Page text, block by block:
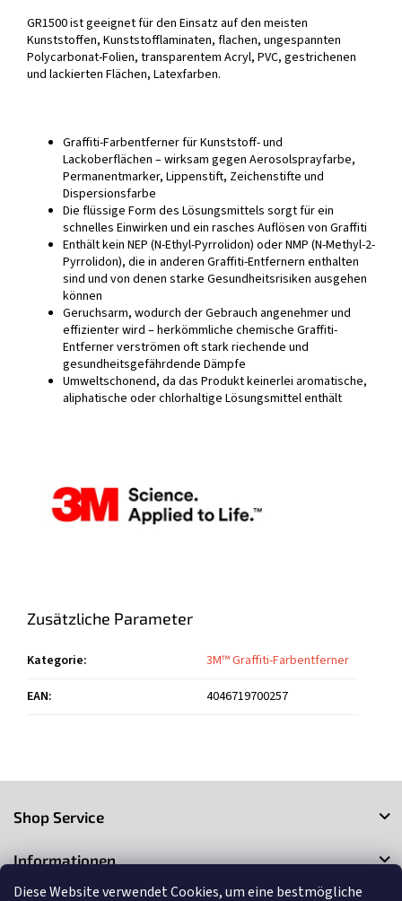
Diese Website verwendet Cookies, um eine bestmögliche
GR1500 ist geeignet für den Einsatz auf den meisten
Kunststoffen, Kunststofflaminaten, flachen, ungespannten
Polycarbonat-Folien, transparentem Acryl, PVC, gestrichenen
und lackierten Flächen, Latexfarben.
Graffiti-Farbentferner für Kunststoff- und
Lackoberflächen – wirksam gegen Aerosolsprayfarbe,
Permanentmarker, Lippenstift, Zeichenstifte und
Dispersionsfarbe
Die flüssige Form des Lösungsmittels sorgt für ein
schnelles Einwirken und ein rasches Auflösen von Graffiti
Enthält kein NEP (N-Ethyl-Pyrrolidon) oder NMP (N-Methyl-2-
Pyrrolidon), die in anderen Graffiti-Entfernern enthalten
sind und von denen starke Gesundheitsrisiken ausgehen
können
Geruchsarm, wodurch der Gebrauch angenehmer und
effizienter wird – herkömmliche chemische Graffiti-
Entferner verströmen oft stark riechende und
gesundheitsgefährdende Dämpfe
Umweltschonend, da das Produkt keinerlei aromatische,
aliphatische oder chlorhaltige Lösungsmittel enthält
Zusätzliche Parameter
Kategorie:
3M™ Graffiti-Farbentferner
EAN: 4046719700257
e
Shop Service
Informationen